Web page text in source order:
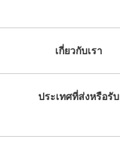
เกี่ยวกับเรา
ประเทศที่ส่งหรือรับ